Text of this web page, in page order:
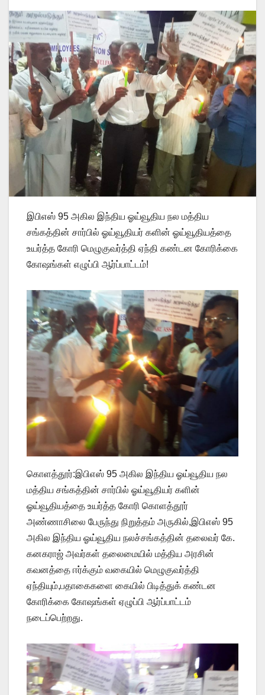
இபிஎஸ் 95 அகில இந்திய ஓய்வூதிய நல மத்திய
சங்கத்தின் சார்பில் ஓய்வூதியர் களின் ஓய்வூதியத்தை
உயர்த்த கோரி மெழுகுவர்த்தி ஏந்தி கண்டன கோரிக்கை
கோஷங்கள் எழுப்பி ஆர்ப்பாட்டம்!
கொளத்தூர்:இபிஎஸ் 95 அகில இந்திய ஓய்வூதிய நல
மத்திய சங்கத்தின் சார்பில் ஓய்வூதியர் களின்
ஓய்வூதியத்தை உயர்த்த கோரி கொளத்தூர்
அண்ணாசிலை பேருந்து நிறுத்தம் அருகில்,இபிஎஸ் 95
அகில இந்திய ஓய்வூதிய நலச்சங்கத்தின் தலைவர் கே.
கனகராஜ் அவர்கள் தலைமையில் மத்திய அரசின்
கவனத்தை ஈர்க்கும் வகையில் மெழுகுவர்த்தி
ஏந்தியும்,பதாகைகளை கையில் பிடித்துக் கண்டன
கோரிக்கை கோஷங்கள் ஏழுப்பி ஆர்ப்பாட்டம்
நடைப்பெற்றது.